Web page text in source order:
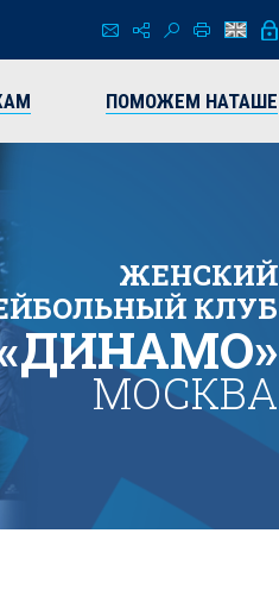
ПОМОЖЕМ НАТАШЕ
ЖЕНСКИЙ
КЛУБ
МОСКВА